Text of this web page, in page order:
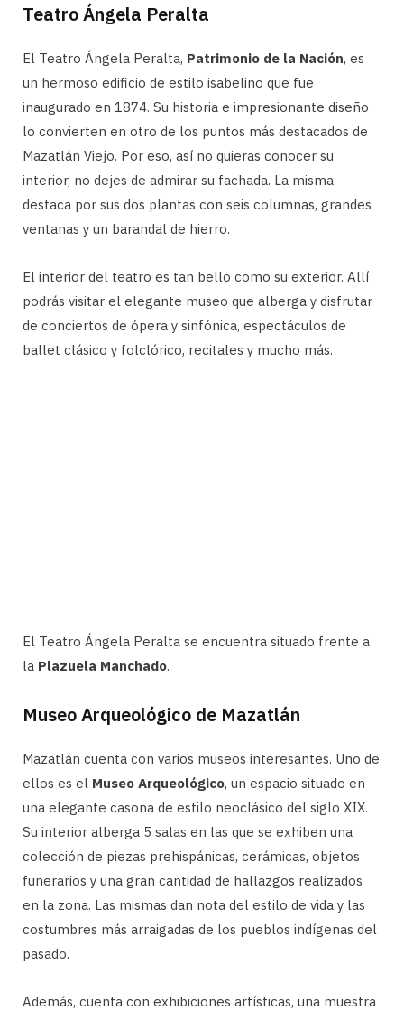
Teatro Ángela Peralta
El Teatro Ángela Peralta, Patrimonio de la Nación, es
un hermoso edificio de estilo isabelino que fue
inaugurado en 1874. Su historia e impresionante diseño
lo convierten en otro de los puntos más destacados de
Mazatlán Viejo. Por eso, así no quieras conocer su
interior, no dejes de admirar su fachada. La misma
destaca por sus dos plantas con seis columnas, grandes
ventanas y un barandal de hierro.
El interior del teatro es tan bello como su exterior. Allí
podrás visitar el elegante museo que alberga y disfrutar
de conciertos de ópera y sinfónica, espectáculos de
ballet clásico y folclórico, recitales y mucho más.
El Teatro Ángela Peralta se encuentra situado frente a
la Plazuela Manchado.
Museo Arqueológico de Mazatlán
Mazatlán cuenta con varios museos interesantes. Uno de
ellos es el Museo Arqueológico, un espacio situado en
una elegante casona de estilo neoclásico del siglo XIX.
Su interior alberga 5 salas en las que se exhiben una
colección de piezas prehispánicas, cerámicas, objetos
funerarios y una gran cantidad de hallazgos realizados
en la zona. Las mismas dan nota del estilo de vida y las
costumbres más arraigadas de los pueblos indígenas del
pasado.
Además, cuenta con exhibiciones artísticas, una muestra